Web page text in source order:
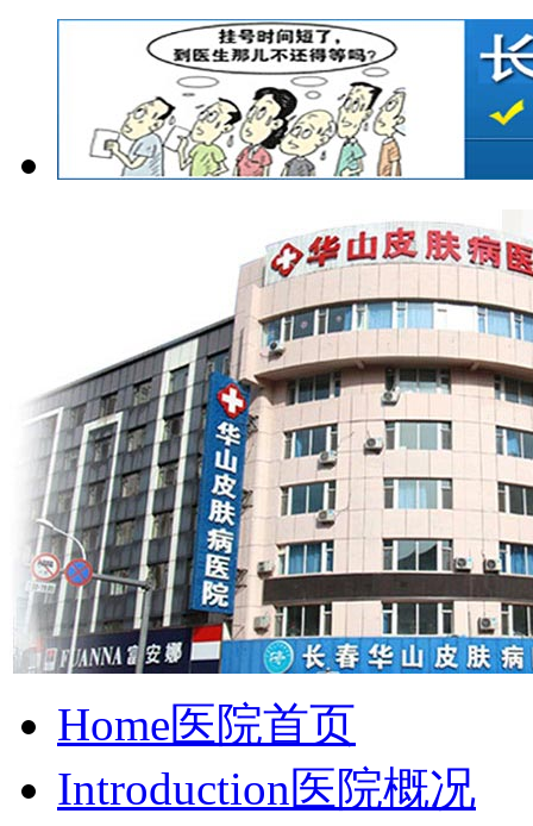
Home医院首页
Introduction医院概况